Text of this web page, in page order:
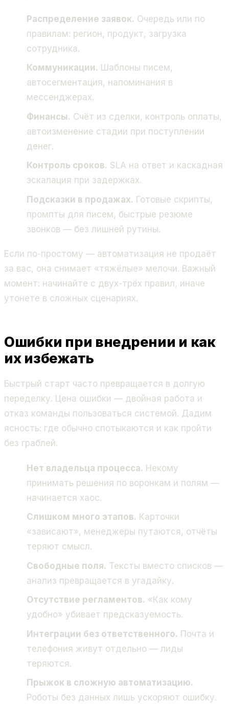
Распределение заявок. Очередь или по
правилам: регион, продукт, загрузка
сотрудника.
Коммуникации. Шаблоны писем,
автосегментация, напоминания в
мессенджерах.
Финансы. Счёт из сделки, контроль оплаты,
автоизменение стадии при поступлении
денег.
Контроль сроков. SLA на ответ и каскадная
эскалация при задержках.
Подсказки в продажах. Готовые скрипты,
промпты для писем, быстрые резюме
звонков — без лишней рутины.
Если по-простому — автоматизация не продаёт
за вас, она снимает «тяжёлые» мелочи. Важный
момент: начинайте с двух-трёх правил, иначе
утонете в сложных сценариях.
Ошибки при внедрении и как
их избежать
Быстрый старт часто превращается в долгую
переделку. Цена ошибки — двойная работа и
отказ команды пользоваться системой. Дадим
ясность: где обычно спотыкаются и как пройти
без граблей.
Нет владельца процесса. Некому
принимать решения по воронкам и полям —
начинается хаос.
Слишком много этапов. Карточки
«зависают», менеджеры путаются, отчёты
теряют смысл.
Свободные поля. Тексты вместо списков —
анализ превращается в угадайку.
Отсутствие регламентов. «Как кому
удобно» убивает предсказуемость.
Интеграции без ответственного. Почта и
телефония живут отдельно — лиды
теряются.
Прыжок в сложную автоматизацию.
Роботы без данных лишь ускоряют ошибку.